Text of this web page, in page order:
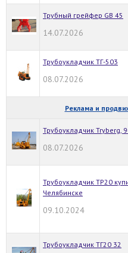
Трубный грейфер GB 45
14.07.2026
Трубоукладчик ТГ-503
08.07.2026
Реклама и
Трубоукладчик Tryberg,
08.07.2026
Трубоукладчик ТР20
Челябинске
09.10.2024
Трубоукладчик ТГ20 32